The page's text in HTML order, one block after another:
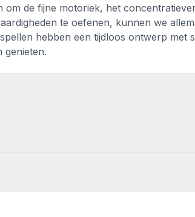
om de fijne motoriek, het
te oefenen, kunnen we
hebben een tijdloos ontwerp met
genieten.
en Puzzels